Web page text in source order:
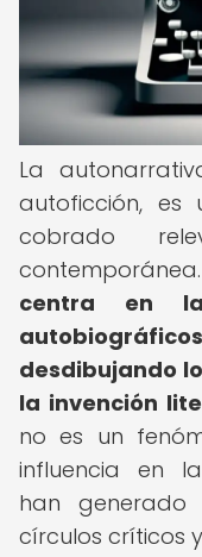
La
autoficción, es
cobrado
contemporánea.
centra en
desdibujando
la invención
no es un
influencia en
han generado
círculos críticos